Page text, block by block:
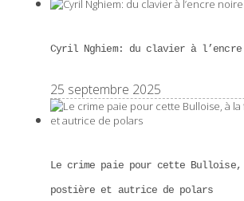
Cyril Nghiem: du clavier à
25 septembre 2025
Le crime paie pour cette
postière et autrice de polars